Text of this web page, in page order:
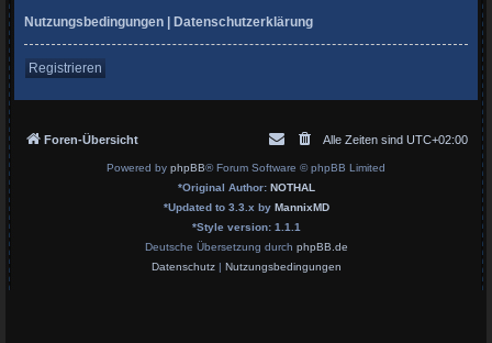
Nutzungsbedingungen | Datenschutzerklärung
Registrieren
Foren-Übersicht Alle Zeiten sind UTC+02:00
Powered by phpBB® Forum Software © phpBB Limited
*Original Author: NOTHAL
*Updated to 3.3.x by MannixMD
*Style version: 1.1.1
Deutsche Übersetzung durch phpBB.de
Datenschutz| Nutzungsbedingungen